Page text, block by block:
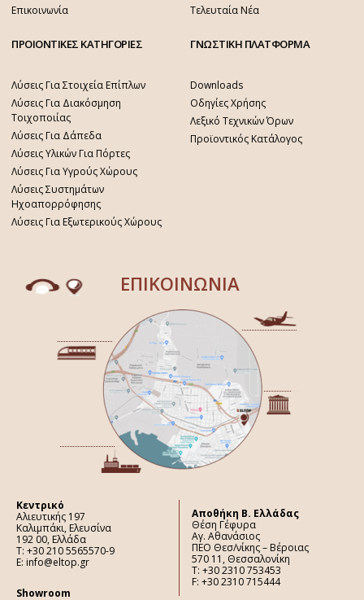
Επικοινωνία
Τελευταία Νέα
ΠΡΟΙΟΝΤΙΚΕΣ ΚΑΤΗΓΟΡΙΕΣ
Λύσεις Για Στοιχεία Επίπλων
Λύσεις Για Διακόσμηση
Τοιχοποιίας
Λύσεις Για Δάπεδα
Λύσεις Υλικών Για Πόρτες
Λύσεις Για Υγρούς Χώρους
Λύσεις Συστημάτων
Ηχοαπορρόφησης
Λύσεις Για Εξωτερικούς Χώρους
ΓΝΩΣΤΙΚΗ ΠΛΑΤΦΟΡΜΑ
Downloads
Οδηγίες Χρήσης
Λεξικό Τεχνικών Όρων
Προϊοντικός Κατάλογος
ΕΠΙΚΟΙΝΩΝΙΑ
Κεντρικό
Αλιευτικής 197
Καλιμπάκι, Ελευσίνα
192 00, Ελλάδα
Τ: +30 210 5565570-9
E: info@eltop.gr
Showroom
Aποθήκη Β. Ελλάδας
Θέση Γέφυρα
Αγ. Αθανάσιος
ΠΕΟ Θεσ/νίκης – Βέροιας
570 11, Θεσσαλονίκη
Τ: +30 2310 753453
F: +30 2310 715444